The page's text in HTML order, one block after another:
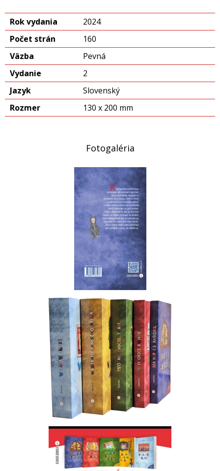
Rok vydania
2024
Počet strán
160
Väzba
Pevná
Vydanie
2
Jazyk
Slovenský
Rozmer
130 x 200 mm
Fotogaléria